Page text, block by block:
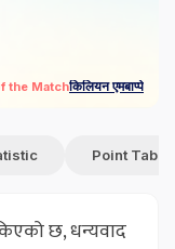
the Matchकिलियन एमबाप्पे
Point Table
छ, धन्यवाद